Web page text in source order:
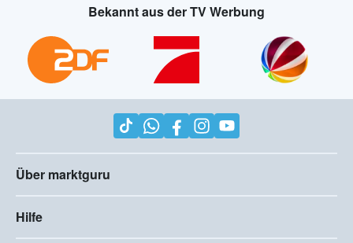
Bekannt aus der TV Werbung
Über marktguru
Hilfe